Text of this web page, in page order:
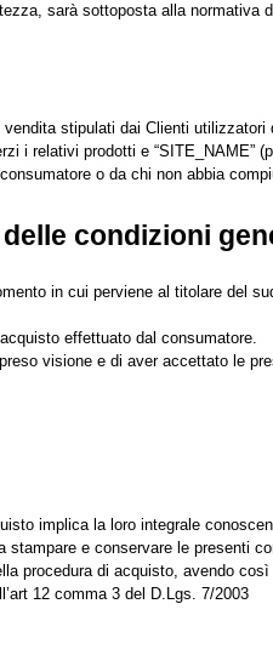
sarà sottoposta alla normativa
stipulati dai Clienti
i relativi prodotti e “SITE_NAME”
o da chi non abbia
condizioni
in cui perviene al titolare del
effettuato dal consumatore.
visione e di aver accettato le
implica la loro integrale
stampare e conservare le presenti
procedura di acquisto, avendo
12 comma 3 del D.Lgs. 7/2003